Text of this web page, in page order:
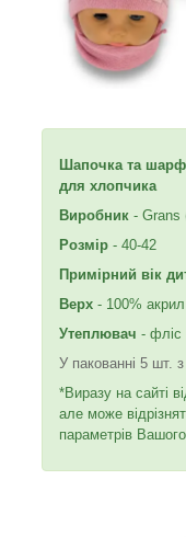
Шапочка та шарф
для хлопчика
Виробник -
Розмір - 40-42
Примірний вік
Верх - 100% акрил
Утеплювач - фліс
У пакованні 5 шт.
*Виразу на сайті
але може
параметрів Вашого